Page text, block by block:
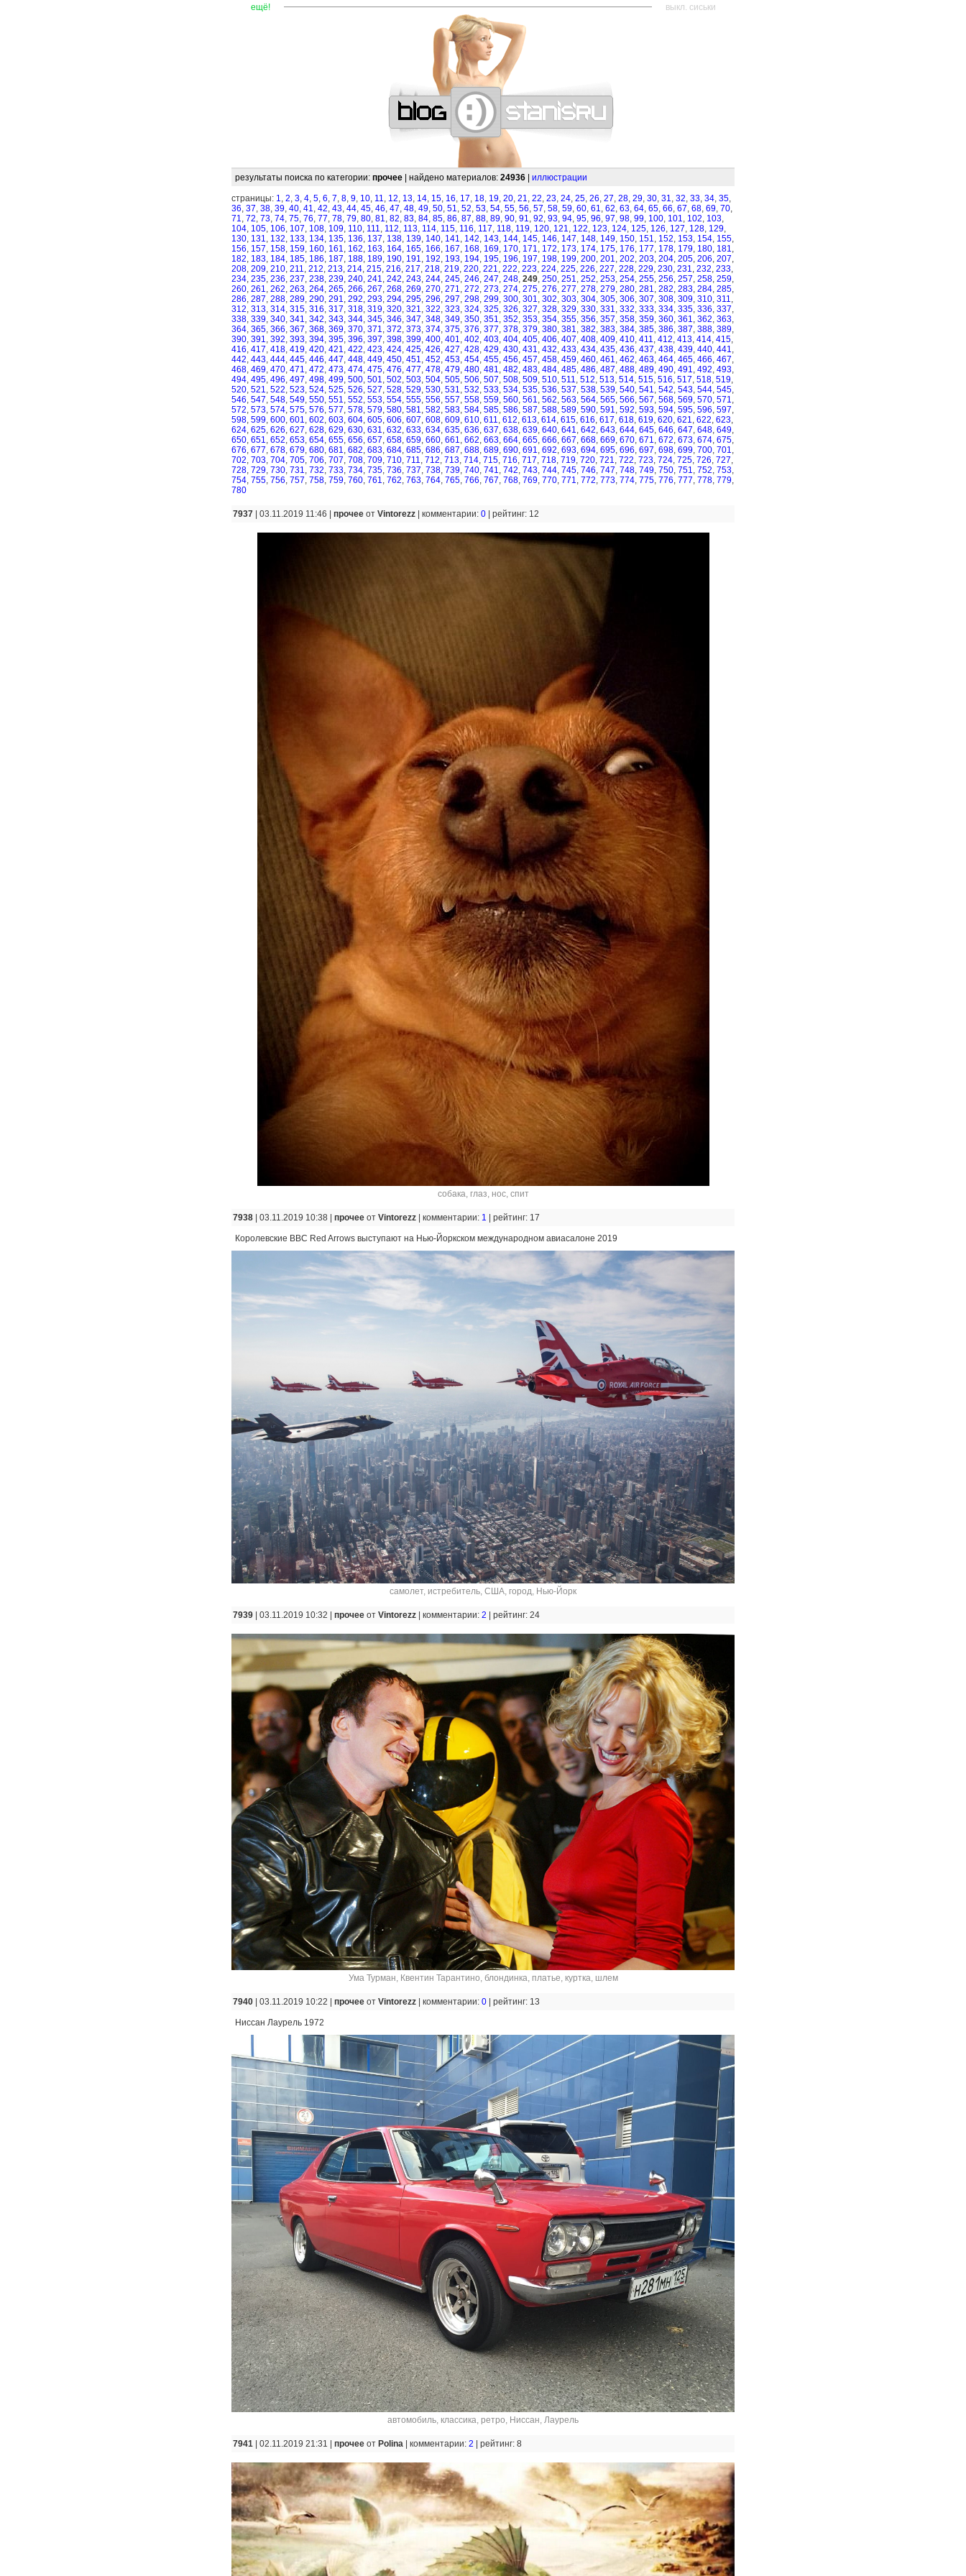
ещё! ———————————————————————————————— выкл. сиськи
результаты поиска по категории: прочее | найдено материалов: 24936 иллюстрации
страницы: 1, 2, 3, 4, 5, 6, 7, 8, 9, 10, 11, 12, 13, 14, 15, 16, 17, 18, 19, 20, 21, 22, 23, 24, 25, 26, 27, 28, 29, 30, 31, 32, 33, 34, 35,
36, 37, 38, 39, 40, 41, 42, 43, 44, 45, 46, 47, 48, 49, 50, 51, 52, 53, 54, 55, 56, 57, 58, 59, 60, 61, 62, 63, 64, 65, 66, 67, 68, 69, 70,
71, 72, 73, 74, 75, 76, 77, 78, 79, 80, 81, 82, 83, 84, 85, 86, 87, 88, 89, 90, 91, 92, 93, 94, 95, 96, 97, 98, 99, 100, 101, 102, 103,
104, 105, 106, 107, 108, 109, 110, 111, 112, 113, 114, 115, 116, 117, 118, 119, 120, 121, 122, 123, 124, 125, 126, 127, 128, 129,
130, 131, 132, 133, 134, 135, 136, 137, 138, 139, 140, 141, 142, 143, 144, 145, 146, 147, 148, 149, 150, 151, 152, 153, 154, 155,
156, 157, 158, 159, 160, 161, 162, 163, 164, 165, 166, 167, 168, 169, 170, 171, 172, 173, 174, 175, 176, 177, 178, 179, 180, 181,
182, 183, 184, 185, 186, 187, 188, 189, 190, 191, 192, 193, 194, 195, 196, 197, 198, 199, 200, 201, 202, 203, 204, 205, 206, 207,
208, 209, 210, 211, 212, 213, 214, 215, 216, 217, 218, 219, 220, 221, 222, 223, 224, 225, 226, 227, 228, 229, 230, 231, 232, 233,
234, 235, 236, 237, 238, 239, 240, 241, 242, 243, 244, 245, 246, 247, 248, 249, 250, 251, 252, 253, 254, 255, 256, 257, 258, 259,
260, 261, 262, 263, 264, 265, 266, 267, 268, 269, 270, 271, 272, 273, 274, 275, 276, 277, 278, 279, 280, 281, 282, 283, 284, 285,
286, 287, 288, 289, 290, 291, 292, 293, 294, 295, 296, 297, 298, 299, 300, 301, 302, 303, 304, 305, 306, 307, 308, 309, 310, 311,
312, 313, 314, 315, 316, 317, 318, 319, 320, 321, 322, 323, 324, 325, 326, 327, 328, 329, 330, 331, 332, 333, 334, 335, 336, 337,
338, 339, 340, 341, 342, 343, 344, 345, 346, 347, 348, 349, 350, 351, 352, 353, 354, 355, 356, 357, 358, 359, 360, 361, 362, 363,
364, 365, 366, 367, 368, 369, 370, 371, 372, 373, 374, 375, 376, 377, 378, 379, 380, 381, 382, 383, 384, 385, 386, 387, 388, 389,
390, 391, 392, 393, 394, 395, 396, 397, 398, 399, 400, 401, 402, 403, 404, 405, 406, 407, 408, 409, 410, 411, 412, 413, 414, 415,
416, 417, 418, 419, 420, 421, 422, 423, 424, 425, 426, 427, 428, 429, 430, 431, 432, 433, 434, 435, 436, 437, 438, 439, 440, 441,
442, 443, 444, 445, 446, 447, 448, 449, 450, 451, 452, 453, 454, 455, 456, 457, 458, 459, 460, 461, 462, 463, 464, 465, 466, 467,
468, 469, 470, 471, 472, 473, 474, 475, 476, 477, 478, 479, 480, 481, 482, 483, 484, 485, 486, 487, 488, 489, 490, 491, 492, 493,
494, 495, 496, 497, 498, 499, 500, 501, 502, 503, 504, 505, 506, 507, 508, 509, 510, 511, 512, 513, 514, 515, 516, 517, 518, 519,
520, 521, 522, 523, 524, 525, 526, 527, 528, 529, 530, 531, 532, 533, 534, 535, 536, 537, 538, 539, 540, 541, 542, 543, 544, 545,
546, 547, 548, 549, 550, 551, 552, 553, 554, 555, 556, 557, 558, 559, 560, 561, 562, 563, 564, 565, 566, 567, 568, 569, 570, 571,
572, 573, 574, 575, 576, 577, 578, 579, 580, 581, 582, 583, 584, 585, 586, 587, 588, 589, 590, 591, 592, 593, 594, 595, 596, 597,
598, 599, 600, 601, 602, 603, 604, 605, 606, 607, 608, 609, 610, 611, 612, 613, 614, 615, 616, 617, 618, 619, 620, 621, 622, 623,
624, 625, 626, 627, 628, 629, 630, 631, 632, 633, 634, 635, 636, 637, 638, 639, 640, 641, 642, 643, 644, 645, 646, 647, 648, 649,
650, 651, 652, 653, 654, 655, 656, 657, 658, 659, 660, 661, 662, 663, 664, 665, 666, 667, 668, 669, 670, 671, 672, 673, 674, 675,
676, 677, 678, 679, 680, 681, 682, 683, 684, 685, 686, 687, 688, 689, 690, 691, 692, 693, 694, 695, 696, 697, 698, 699, 700, 701,
702, 703, 704, 705, 706, 707, 708, 709, 710, 711, 712, 713, 714, 715, 716, 717, 718, 719, 720, 721, 722, 723, 724, 725, 726, 727,
728, 729, 730, 731, 732, 733, 734, 735, 736, 737, 738, 739, 740, 741, 742, 743, 744, 745, 746, 747, 748, 749, 750, 751, 752, 753,
754, 755, 756, 757, 758, 759, 760, 761, 762, 763, 764, 765, 766, 767, 768, 769, 770, 771, 772, 773, 774, 775, 776, 777, 778, 779,
780
7937 | 03.11.2019 11:46 | прочее от Vintorezz комментарии: 0 рейтинг: 12
собака, глаз, нос, спит
7938 | 03.11.2019 10:38 | прочее от Vintorezz комментарии: 1 рейтинг: 17
Королевские ВВС Red Arrows выступают на Нью-Йоркском международном авиасалоне 2019
самолет, истребитель, США, город, Нью-Йорк
7939 | 03.11.2019 10:32 | прочее от Vintorezz комментарии: 2 рейтинг: 24
Ума Турман, Квентин Тарантино, блондинка, платье, куртка, шлем
7940 | 03.11.2019 10:22 | прочее от Vintorezz комментарии: 0 рейтинг: 13
Ниссан Лаурель 1972
автомобиль, классика, ретро, Ниссан, Лаурель
7941 | 02.11.2019 21:31 | прочее от Polina комментарии: 2 рейтинг: 8